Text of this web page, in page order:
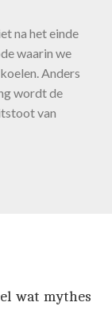
na het einde
waarin we
Anders
wordt de
van
wat mythes